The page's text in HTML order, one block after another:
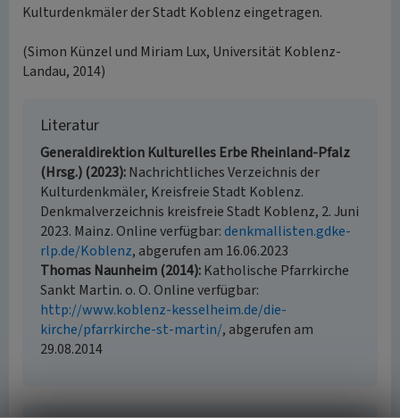
Kulturdenkmäler der Stadt Koblenz eingetragen.
(Simon Künzel und Miriam Lux, Universität Koblenz-
Landau, 2014)
Literatur
Generaldirektion Kulturelles Erbe Rheinland-Pfalz
(Hrsg.) (2023) Nachrichtliches Verzeichnis der
Kulturdenkmäler, Kreisfreie Stadt Koblenz.
Denkmalverzeichnis kreisfreie Stadt Koblenz, 2. Juni
2023. Mainz. Online verfügbar:denkmallisten.gdke-
rlp.de/Koblenz, abgerufen am 16.06.2023
Thomas Naunheim (2014) Katholische Pfarrkirche
Sankt Martin. o. O. Online verfügbar:
http://www.koblenz-kesselheim.de/die-
kirche/pfarrkirche-st-martin/, abgerufen am
29.08.2014